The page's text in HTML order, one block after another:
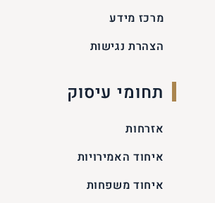
מרכז מידע
הצהרת נגישות
תחומי עיסוק
אזרחות
איחוד האמירויות
איחוד משפחות